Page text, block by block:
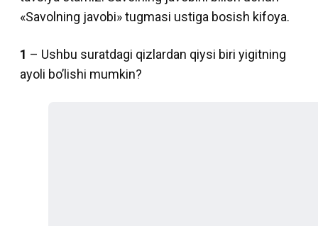
«Savolning javobi» tugmasi ustiga bosish kifoya.
1 – Ushbu suratdagi qizlardan qiysi biri yigitning
ayoli bo’lishi mumkin?